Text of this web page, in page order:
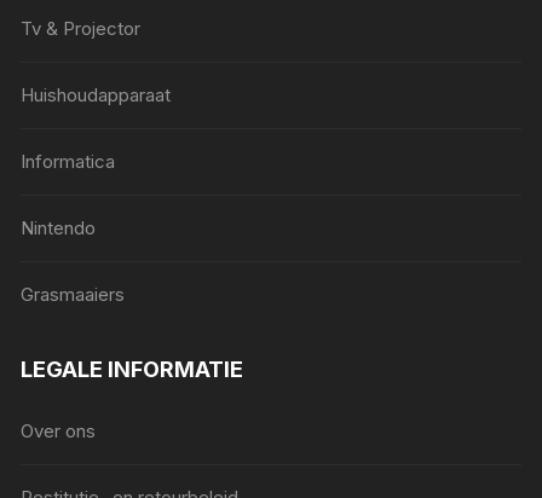
Tv & Projector
Huishoudapparaat
Informatica
Nintendo
Grasmaaiers
LEGALE INFORMATIE
Over ons